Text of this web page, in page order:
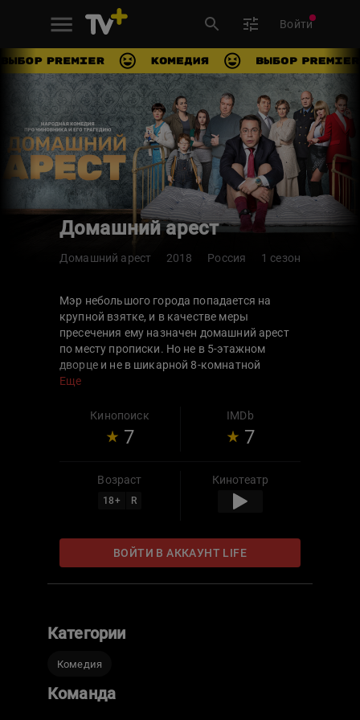
Войти
Домашний арест
Домашний арест 2018 Россия 1 сезон
Мэр небольшого города попадается на
крупной взятке, и в качестве меры
пресечения ему назначен домашний арест
по месту прописки. Но не в 5-этажном
дворце и не в шикарной 8-комнатной
квартире, а в старой коммуналке, откуда он
«честное» имя.
Еще
Кинопоиск
7
IMDb
7
Возраст
18+ R
Кинотеатр
ВОЙТИ В АККАУНТ LIFE
Категории
Комедия
Команда